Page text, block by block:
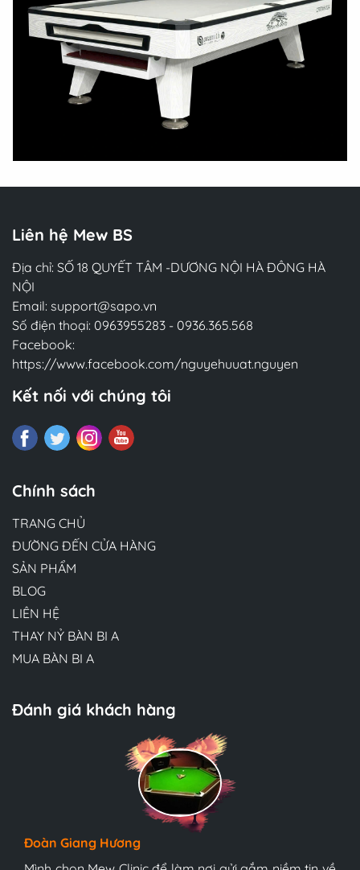
Liên hệ Mew BS
Địa chỉ: SỐ 18 QUYẾT TÂM -DƯƠNG NỘI HÀ ĐÔNG HÀ
NỘI
Email: support@sapo.vn
Số điện thoại: 0963955283 - 0936.365.568
Facebook:
https://www.facebook.com/nguyehuuat.nguyen
Kết nối với chúng tôi
Chính sách
TRANG CHỦ
ĐƯỜNG ĐẾN CỬA HÀNG
SẢN PHẨM
BLOG
LIÊN HỆ
THAY NỶ BÀN BI A
MUA BÀN BI A
Đánh giá khách hàng
Đội ngũ bác sĩ tại Mew Clinic rất chuyên nghiệp và
Đoàn Giang Hương
Ngọc Anh
bàn bi-a tonardo s5 9017
bàn bi-a tonardo s5 9017năm 2021